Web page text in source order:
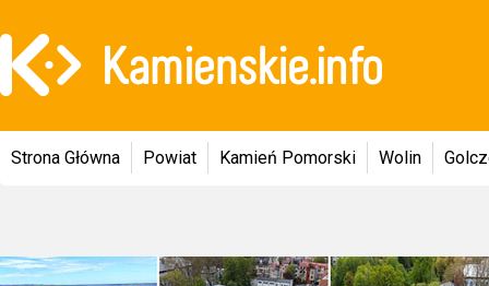
Strona Główna Powiat Kamień Pomorski Wolin